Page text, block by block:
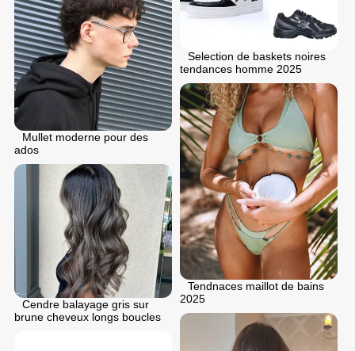
Selection de baskets noires
tendances homme 2025
Mullet moderne pour des
ados
Tendnaces maillot de bains
2025
Cendre balayage gris sur
brune cheveux longs boucles